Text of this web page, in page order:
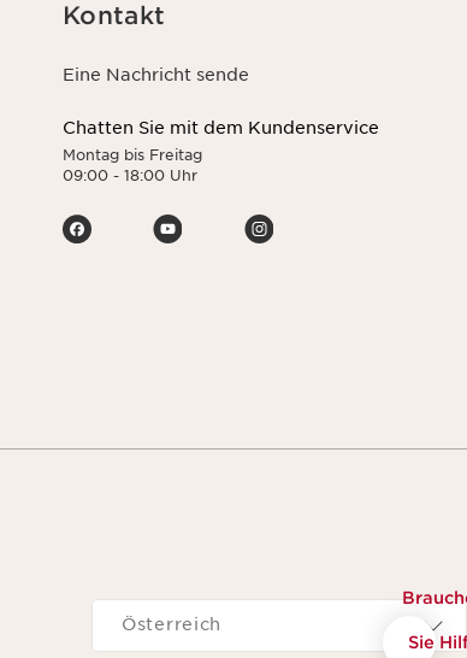
Sie
Kontakt
Eine Nachricht sende
Chatten Sie mit dem Kundenservice
Montag bis Freitag
09:00 - 18:00 Uhr
Navigieren zu
Österreich